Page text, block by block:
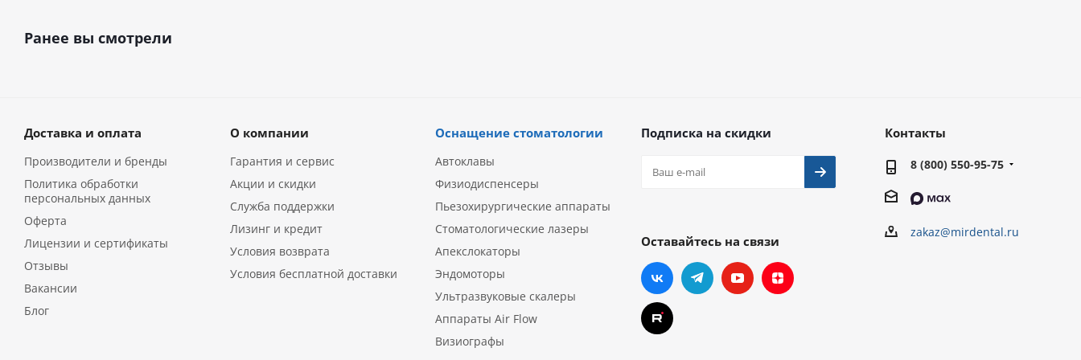
Ранее вы смотрели
Доставка и оплата
Производители и бренды
Политика обработки
персональных данных
Оферта
Лицензии и сертификаты
Отзывы
Вакансии
Блог
О компании
Гарантия и сервис
Акции и скидки
Служба поддержки
Лизинг и кредит
Условия возврата
Условия бесплатной доставки
Оснащение стоматологии
Автоклавы
Физиодиспенсеры
Пьезохирургические аппараты
Стоматологические лазеры
Апекслокаторы
Эндомоторы
Ультразвуковые скалеры
Аппараты Air Flow
Визиографы
Подписка на скидки
Оставайтесь на связи
Контакты
8 (800) 550-95-75
zakaz@mirdental.ru